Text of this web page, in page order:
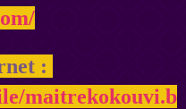
:
maitrekokouvi.b